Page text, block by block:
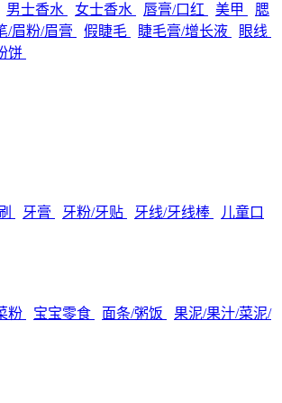
男士香水 女士香水 唇膏/口红 美甲
腮
/眉粉/眉膏 假睫毛 睫毛膏/增长液
眼线
饼
牙膏 牙粉/牙贴 牙线/牙线棒
儿童口
粉 宝宝零食 面条/粥饭
果泥/果汁/菜泥/